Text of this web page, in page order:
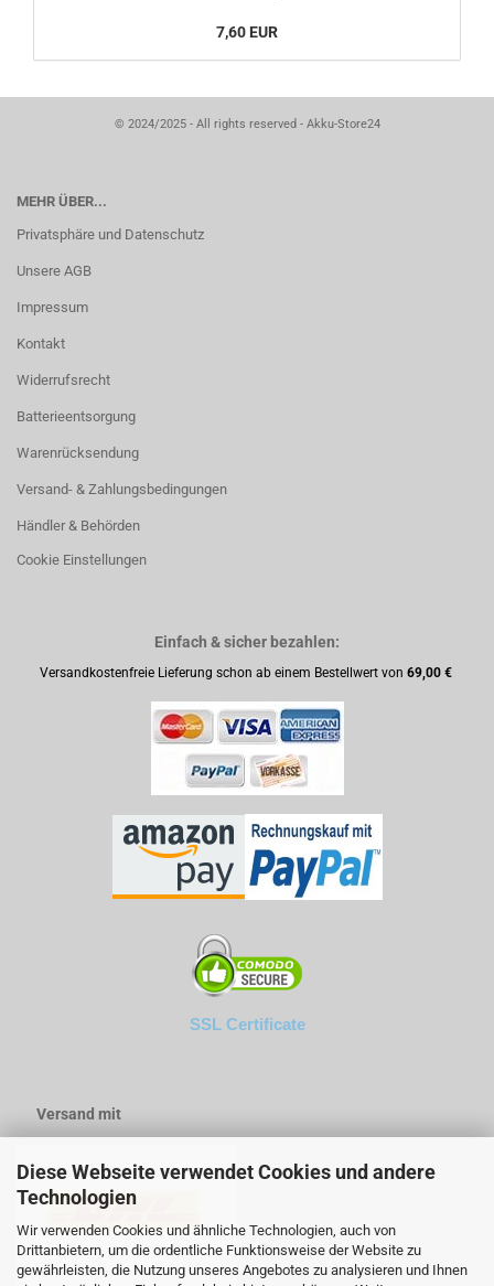
Diese Webseite verwendet Cookies und andere
Technologien
Wir verwenden Cookies und ähnliche Technologien, auch von
Drittanbietern, um die ordentliche Funktionsweise der Website zu
gewährleisten, die Nutzung unseres Angebotes zu analysieren und Ihnen
7,60 EUR
© 2024/2025 - All rights reserved - Akku-Store24
MEHR ÜBER...
Privatsphäre und Datenschutz
Unsere AGB
Impressum
Kontakt
Widerrufsrecht
Batterieentsorgung
Warenrücksendung
Versand- & Zahlungsbedingungen
Händler & Behörden
Cookie Einstellungen
Einfach & sicher bezahlen:
Versandkostenfreie Lieferung schon ab einem Bestellwert von 69,00 €
SSL Certificate
Versand mit